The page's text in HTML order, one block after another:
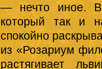
— нечто иное.
который так и
спокойно
из «Розариум
растягивает